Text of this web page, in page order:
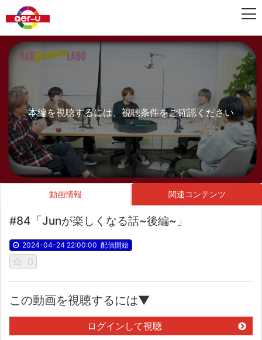
本編を視聴するには、視聴条件をご確認ください
動画情報 関連コンテンツ
#84「Junが楽しくなる話~後編~」
2024-04-24 22:00:00 配信開始
0
この動画を視聴するには▼
ログインして視聴